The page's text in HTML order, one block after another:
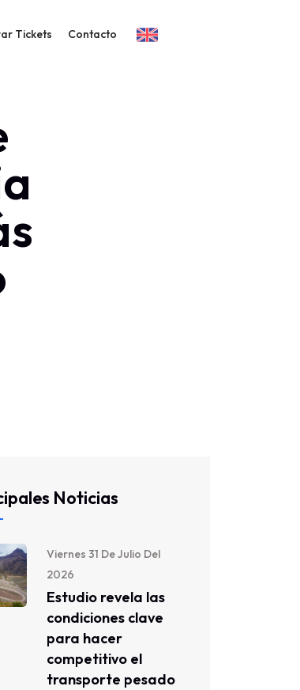
Tickets Contacto
Noticias
Viernes 31 De Julio Del
2026
Estudio revela las
condiciones clave
para hacer
competitivo el
transporte pesado